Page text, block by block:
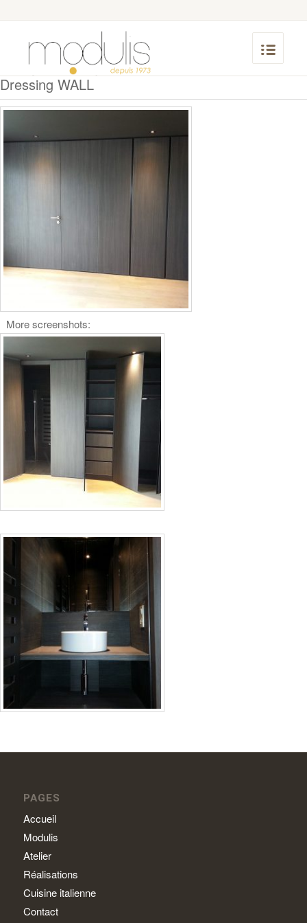
Dressing WALL
More screenshots:
PAGES
Accueil
Modulis
Atelier
Réalisations
Cuisine italienne
Contact